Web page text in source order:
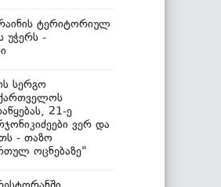
ტერიტორიულ
უჭერს -
სერგო
21-ე
ვერ და
- თაზო
ოცნებაზე"